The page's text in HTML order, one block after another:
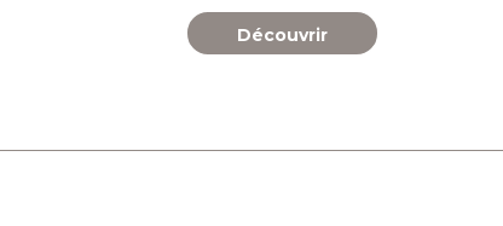
Découvrir